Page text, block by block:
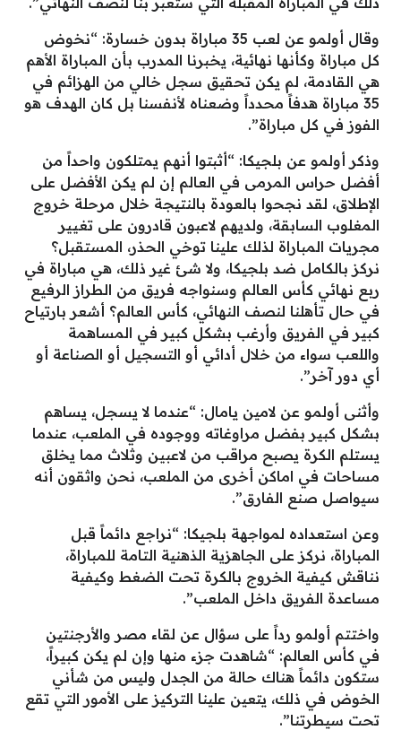
وقال أولمو عن لعب 35 مباراة بدون خسارة: “نخوض
كل مباراة وكأنها نهائية، يخبرنا المدرب بأن المباراة الأهم
هي القادمة، لم يكن تحقيق سجل خالي من الهزائم في
35 مباراة هدفاً محدداً وضعناه لأنفسنا بل كان الهدف هو
الفوز في كل مباراة”.
وذكر أولمو عن بلجيكا: “أثبتوا أنهم يمتلكون واحداً من
أفضل حراس المرمى في العالم إن لم يكن الأفضل على
الإطلاق، لقد نجحوا بالعودة بالنتيجة خلال مرحلة خروج
المغلوب السابقة، ولديهم لاعبون قادرون على تغيير
مجريات المباراة لذلك علينا توخي الحذر، المستقبل؟
نركز بالكامل ضد بلجيكا، ولا شئ غير ذلك، هي مباراة في
ربع نهائي كأس العالم وسنواجه فريق من الطراز الرفيع
في حال تأهلنا لنصف النهائي، كأس العالم؟ أشعر بارتياح
كبير في الفريق وأرغب بشكل كبير في المساهمة
واللعب سواء من خلال أدائي أو التسجيل أو الصناعة أو
أي دور آخر”.
وأثنى أولمو عن لامين يامال: “عندما لا يسجل، يساهم
بشكل كبير بفضل مراوغاته ووجوده في الملعب، عندما
يستلم الكرة يصبح مراقب من لاعبين وثلاث مما يخلق
مساحات في اماكن أخرى من الملعب، نحن واثقون أنه
سيواصل صنع الفارق”.
وعن استعداده لمواجهة بلجيكا: “نراجع دائماً قبل
المباراة، نركز على الجاهزية الذهنية التامة للمباراة،
نناقش كيفية الخروج بالكرة تحت الضغط وكيفية
مساعدة الفريق داخل الملعب”.
واختتم أولمو رداً على سؤال عن لقاء مصر والأرجنتين
في كأس العالم: “شاهدت جزء منها وإن لم يكن كبيراً،
ستكون دائماً هناك حالة من الجدل وليس من شأني
الخوض في ذلك، يتعين علينا التركيز على الأمور التي تقع
تحت سيطرتنا”.